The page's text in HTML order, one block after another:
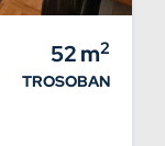
52m2
TROSOBAN